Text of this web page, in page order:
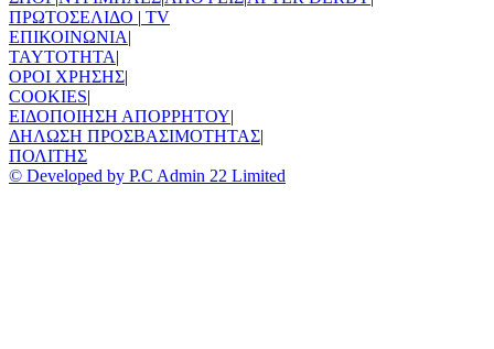
ΠΡΩΤΟΣΕΛΙΔΟ | TV
ΕΠΙΚΟΙΝΩΝΙΑ|
TAYTOTHTA|
ΟΡΟΙ ΧΡΗΣΗΣ|
COOKIES|
ΕΙΔΟΠΟΙΗΣΗ ΑΠΟΡΡΗΤΟΥ|
ΔΗΛΩΣΗ ΠΡΟΣΒΑΣΙΜΟΤΗΤΑΣ|
ΠΟΛΙΤΗΣ
© Developed by P.C Admin 22 Limited